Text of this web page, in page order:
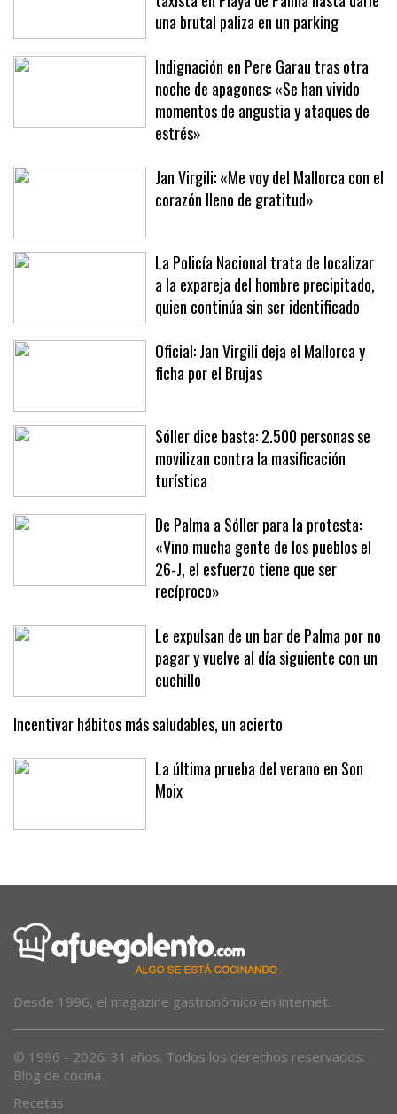
Un padre y un hijo persiguen a un
taxista en Playa de Palma hasta darle
una brutal paliza en un parking
Indignación en Pere Garau tras otra
noche de apagones: «Se han vivido
momentos de angustia y ataques de
estrés»
Jan Virgili: «Me voy del Mallorca con el
La Policía Nacional trata de localizar
a la expareja del hombre precipitado,
quien continúa sin ser identificado
Oficial: Jan Virgili deja el Mallorca y
Sóller dice basta: 2.500 personas se
movilizan contra la masificación
turística
De Palma a Sóller para la protesta:
«Vino mucha gente de los pueblos el
26-J, el esfuerzo tiene que ser
recíproco»
Le expulsan de un bar de Palma por no
pagar y vuelve al día siguiente con un
cuchillo
Incentivar hábitos más saludables, un acierto
La última prueba del verano en Son